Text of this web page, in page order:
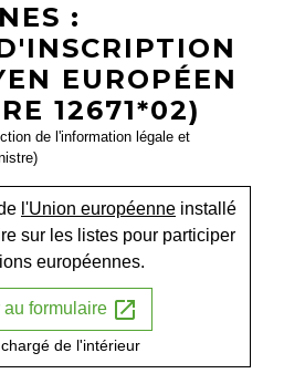
:
EUROPÉEN
12671*02)
de l'information légale et
l'Union européenne installé
sur les listes pour participer
européennes.
formulaire open_in_new
de l'intérieur